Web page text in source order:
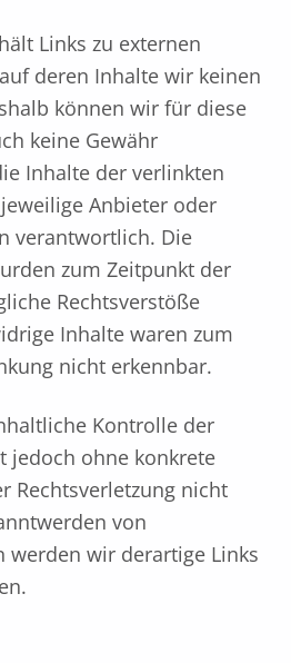
Links zu externen
deren Inhalte wir keinen
können wir für diese
keine Gewähr
Inhalte der verlinkten
Anbieter oder
verantwortlich. Die
zum Zeitpunkt der
Rechtsverstöße
Inhalte waren zum
nicht erkennbar.
Kontrolle der
jedoch ohne konkrete
Rechtsverletzung nicht
von
werden wir derartige Links